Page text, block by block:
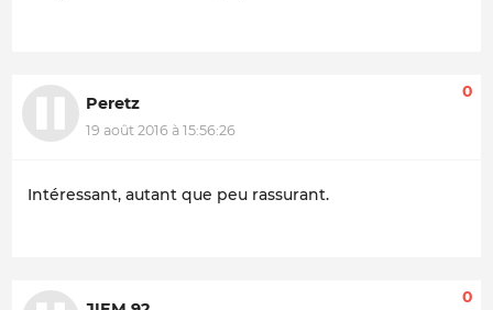
Peretz
19 août 2016 à 15:56:26
0
Intéressant, autant que peu rassurant.
0